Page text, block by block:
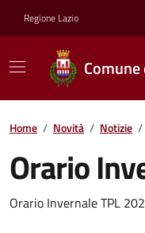
Regione Lazio
Home / Novità / Notizie /
Orario
Orario Invernale TPL